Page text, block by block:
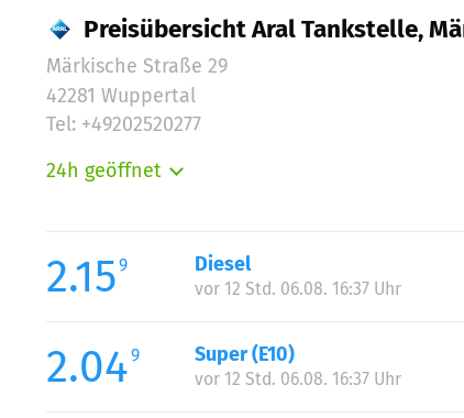
Preisübersicht Aral Tankstelle,
Märkische Straße 29
42281 Wuppertal
Tel: +49202520277
24h geöffnet
Mittwoch:
Donnerstag:
Samstag:
Sonntag:
2.159 Diesel
vor 12 Std. 06.08. 16:37 Uhr
2.049 Super (E10)
vor 12 Std. 06.08. 16:37 Uhr